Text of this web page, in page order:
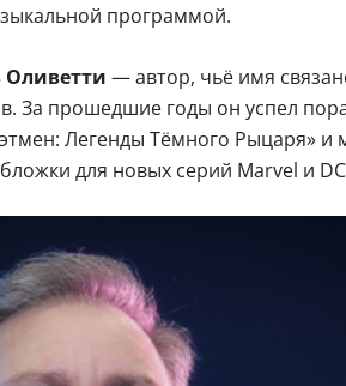
программой.
Оливетти — автор, чьё имя
За прошедшие годы он успел
Легенды Тёмного Рыцаря»
для новых серий Marvel и